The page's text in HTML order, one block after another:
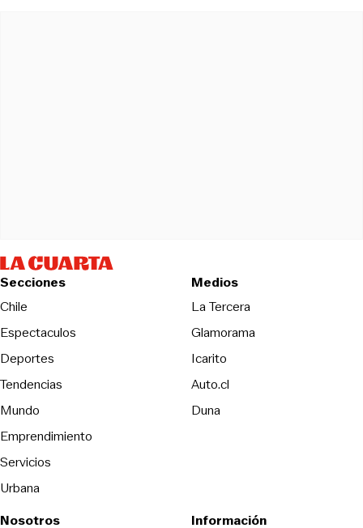
Secciones
Chile
Espectaculos
Deportes
Tendencias
Mundo
Emprendimiento
Servicios
Urbana
Medios
La TerceraOpens in new
Glamorama
Icarito
Auto.cl
DunaOpens in new window
Nosotros Información